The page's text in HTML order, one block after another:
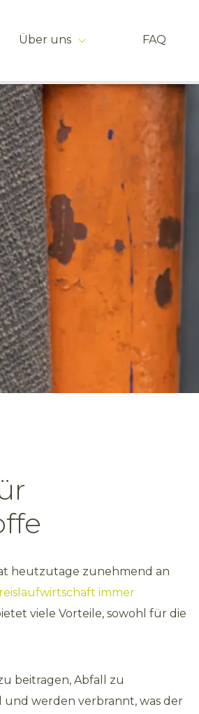
heutzutage zunehmend an
immer
viele Vorteile, sowohl für die
beitragen, Abfall zu
werden verbrannt, was der
Über uns FAQ